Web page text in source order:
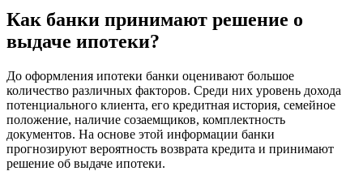
Как банки принимают решение о
выдаче ипотеки?
До оформления ипотеки банки оценивают большое
количество различных факторов. Среди них уровень дохода
потенциального клиента, его кредитная история, семейное
положение, наличие созаемщиков, комплектность
документов. На основе этой информации банки
прогнозируют вероятность возврата кредита и принимают
решение об выдаче ипотеки.